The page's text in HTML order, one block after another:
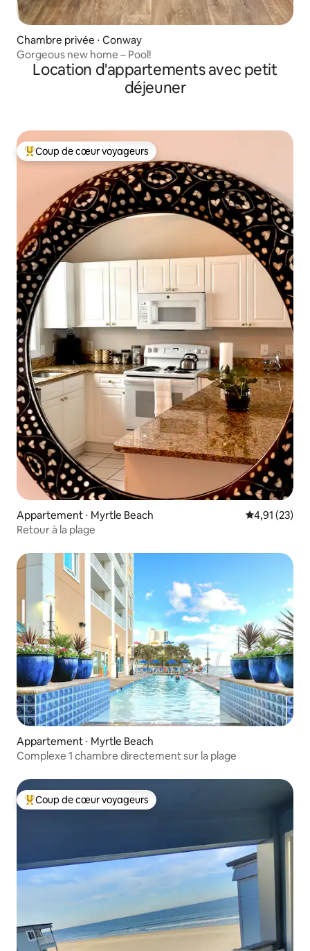
Chambre privée ⋅ Conway
Gorgeous new home – Pool!
Location d'appartements avec petit
déjeuner
Coups de cœur voyageurs les plus appréciés
Coup de cœur voyageurs
Appartement ⋅ Myrtle Beach Évaluation
4,91 (23)
Retour à la plage
Appartement ⋅ Myrtle Beach
Complexe 1 chambre directement sur la plage
Coups de cœur voyageurs les plus appréciés
Coup de cœur voyageurs